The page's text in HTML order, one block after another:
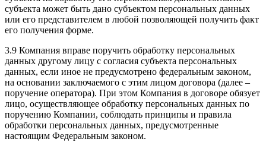
субъекта может быть дано субъектом персональных данных
или его представителем в любой позволяющей получить факт
его получения форме.
3.9 Компания вправе поручить обработку персональных
данных другому лицу с согласия субъекта персональных
данных, если иное не предусмотрено федеральным законом,
на основании заключаемого с этим лицом договора (далее –
поручение оператора). При этом Компания в договоре обязует
лицо, осуществляющее обработку персональных данных по
поручению Компании, соблюдать принципы и правила
обработки персональных данных, предусмотренные
настоящим Федеральным законом.